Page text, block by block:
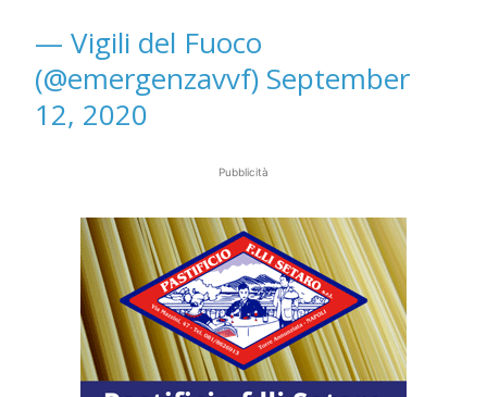
— Vigili del Fuoco
(@emergenzavvf) September
12, 2020
Pubblicità